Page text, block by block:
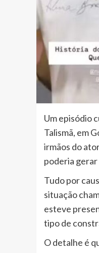
Um episódio
Talismã, em
irmãos do
poderia
Tudo por
situação
esteve
tipo de
O detalhe é